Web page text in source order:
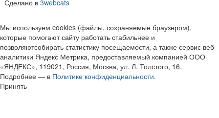
Сделано в 3webcats
Мы используем cookies (файлы, сохраняемые браузером),
которые помогают сайту работать стабильнее и
позволяютсобирать статистику посещаемости, а также сервис веб-
аналитики Яндекс Метрика, предоставляемый компанией ООО
«ЯНДЕКС», 119021, Россия, Москва, ул. Л. Толстого, 16.
Подробнее — в Политике конфиденциальности.
Принять